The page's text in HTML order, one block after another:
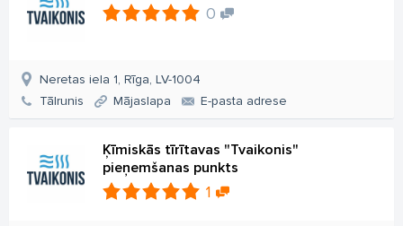
0
Neretas iela 1, Rīga, LV-1004
Tālrunis
Mājaslapa E-pasta adrese
Ķīmiskās tīrītavas "Tvaikonis"
pieņemšanas punkts
1